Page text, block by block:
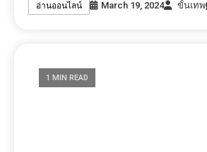
อ่านออนไลน์ March 19, 2024 ขั้นเทพ
1 MIN READ